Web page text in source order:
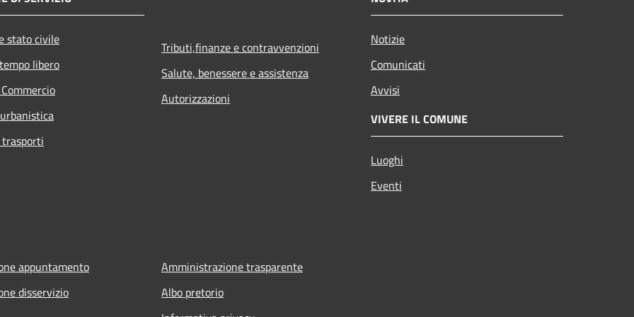
stato civile
libero
Tributi,finanze e contravvenzioni
Salute, benessere e assistenza
Autorizzazioni
Notizie
Comunicati
Avvisi
VIVERE IL COMUNE
Luoghi
Eventi
appuntamento
disservizio
Amministrazione trasparente
Albo pretorio